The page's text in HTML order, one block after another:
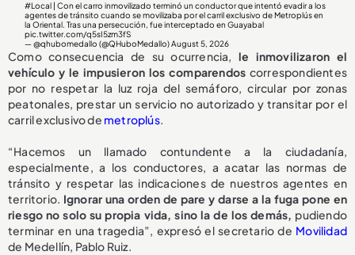
#Local | Con el carro inmovilizado terminó un conductor que intentó evadir a los
agentes de tránsito cuando se movilizaba por el carril exclusivo de Metroplús en
la Oriental. Tras una persecución, fue interceptado en Guayabal
pic.twitter.com/q5sI5zm3fS
— @qhubomedallo (@QHuboMedallo)August 5, 2026
Como consecuencia de su ocurrencia, le inmovilizaron el
vehículo y le impusieron los comparendos correspondientes
por no respetar la luz roja del semáforo, circular por zonas
peatonales, prestar un servicio no autorizado y transitar por el
carril exclusivo de metroplús.
“Hacemos un llamado contundente a la ciudadanía,
especialmente, a los conductores, a acatar las normas de
tránsito y respetar las indicaciones de nuestros agentes en
territorio. Ignorar una orden de pare y darse a la fuga pone en
riesgo no solo su propia vida, sino la de los demás, pudiendo
terminar en una tragedia”, expresó el secretario de Movilidad
de Medellín, Pablo Ruiz.